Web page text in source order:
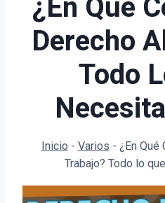
Derecho
Todo
Inicio - Varios - ¿En Qué
Trabajo? Todo lo